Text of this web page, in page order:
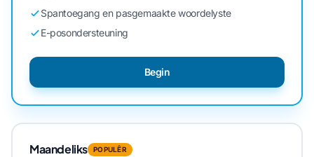
Spantoegang en pasgemaakte woordelyste
E-posondersteuning
Begin
Maandeliks POPULÊR